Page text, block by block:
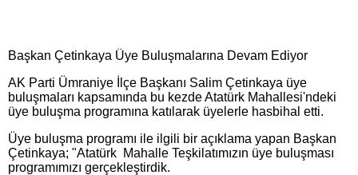
Başkan Çetinkaya Üye Buluşmalarına Devam Ediyor
AK Parti Ümraniye İlçe Başkanı Salim Çetinkaya üye
buluşmaları kapsamında bu kezde Atatürk Mahallesi'ndeki
üye buluşma programına katılarak üyelerle hasbihal etti.
Üye buluşma programı ile ilgili bir açıklama yapan Başkan
Çetinkaya; "Atatürk Mahalle Teşkilatımızın üye buluşması
programımızı gerçekleştirdik.